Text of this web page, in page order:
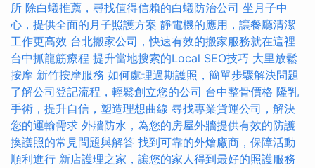
所 除白蟻推薦，尋找值得信賴的白蟻防治公司 坐月子中
心，提供全面的月子照護方案 靜電機的應用，讓餐廳清潔
工作更高效 台北搬家公司，快速有效的搬家服務就在這裡
台中抓龍筋療程 提升當地搜索的Local SEO技巧 大里放鬆
按摩 新竹按摩服務 如何處理過期護照，簡單步驟解決問題
了解公司登記流程，輕鬆創立您的公司 台中整骨價格 隆乳
手術，提升自信，塑造理想曲線 尋找專業貨運公司，解決
您的運輸需求 外牆防水，為您的房屋外牆提供有效的防護
換護照的常見問題與解答 找到可靠的外燴廠商，保障活動
順利進行 新店護理之家，讓您的家人得到最好的照護服務